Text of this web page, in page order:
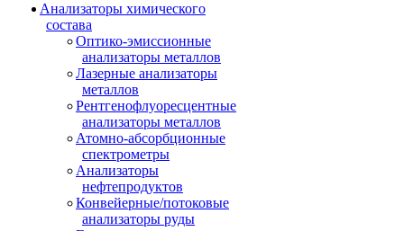
Анализаторы химического
состава
Оптико-эмиссионные
анализаторы металлов
Лазерные анализаторы
металлов
Рентгенофлуоресцентные
анализаторы металлов
Атомно-абсорбционные
спектрометры
Анализаторы
нефтепродуктов
Конвейерные/потоковые
анализаторы руды